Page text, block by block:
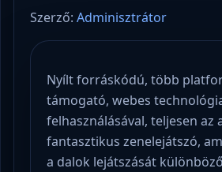
Szerző: Adminisztrátor
Nyílt forráskódú, több
támogató, webes
felhasználásával, teljesen
fantasztikus zenelejátszó,
a dalok lejátszását